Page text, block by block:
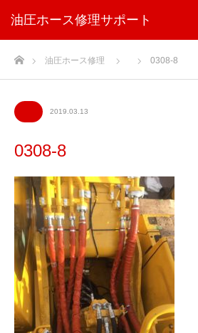
油圧ホース修理サポート
ホーム油圧ホース修理 0308-8
2019.03.13
0308-8